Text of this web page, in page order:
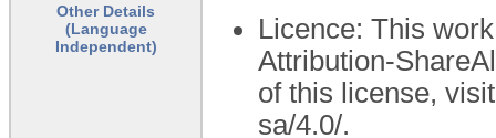
Other Details
(Language
Independent)
Licence: This
Attribution-
of this license,
sa/4.0/.